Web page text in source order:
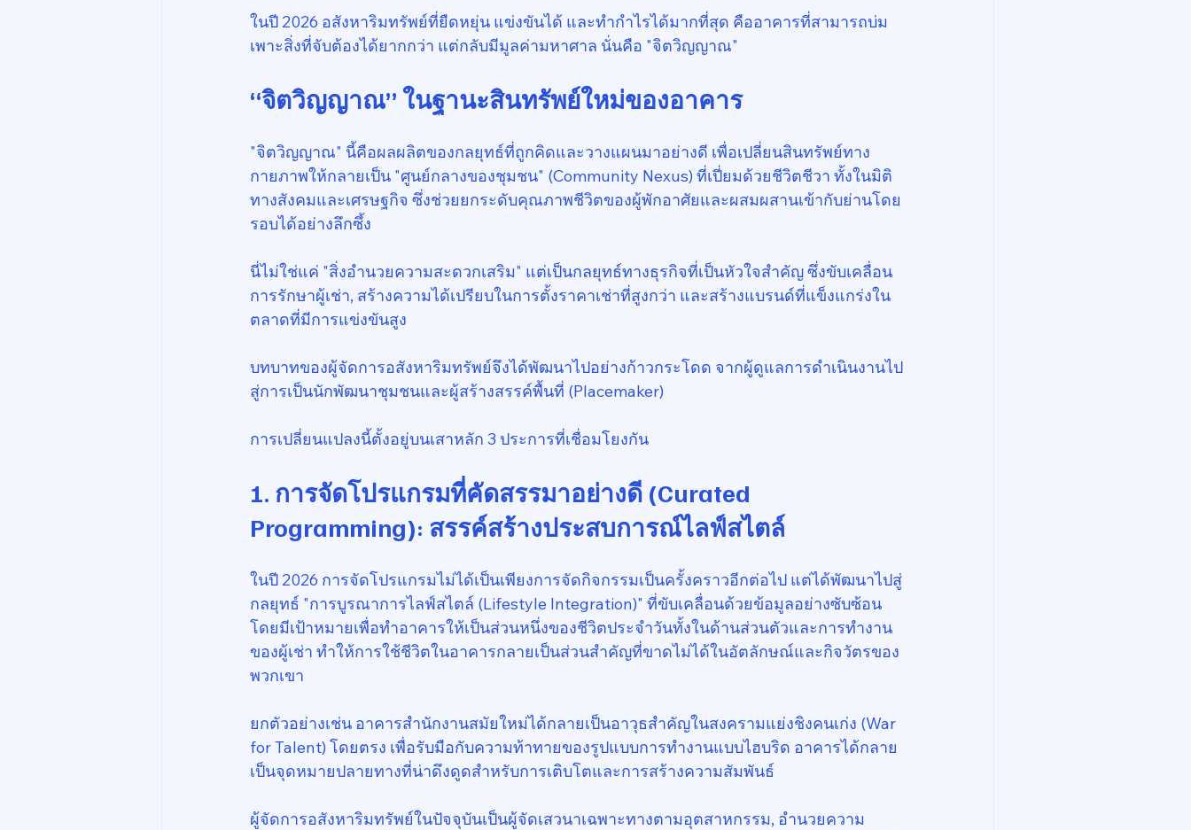
ในปี 2026 อสังหาริมทรัพย์ที่ยืดหยุ่น แข่งขันได้ และทำกำไรได้มากที่สุด คืออาคารที่สามารถบ่ม
เพาะสิ่งที่จับต้องได้ยากกว่า แต่กลับมีมูลค่ามหาศาล นั่นคือ "จิตวิญญาณ"
“จิตวิญญาณ” ในฐานะสินทรัพย์ใหม่ของอาคาร
"จิตวิญญาณ" นี้คือผลผลิตของกลยุทธ์ที่ถูกคิดและวางแผนมาอย่างดี เพื่อเปลี่ยนสินทรัพย์ทาง
กายภาพให้กลายเป็น "ศูนย์กลางของชุมชน" (Community Nexus) ที่เปี่ยมด้วยชีวิตชีวา ทั้งในมิติ
ทางสังคมและเศรษฐกิจ ซึ่งช่วยยกระดับคุณภาพชีวิตของผู้พักอาศัยและผสมผสานเข้ากับย่านโดย
รอบได้อย่างลึกซึ้ง
นี่ไม่ใช่แค่ "สิ่งอำนวยความสะดวกเสริม" แต่เป็นกลยุทธ์ทางธุรกิจที่เป็นหัวใจสำคัญ ซึ่งขับเคลื่อน
การรักษาผู้เช่า, สร้างความได้เปรียบในการตั้งราคาเช่าที่สูงกว่า และสร้างแบรนด์ที่แข็งแกร่งใน
ตลาดที่มีการแข่งขันสูง
บทบาทของผู้จัดการอสังหาริมทรัพย์จึงได้พัฒนาไปอย่างก้าวกระโดด จากผู้ดูแลการดำเนินงานไป
สู่การเป็นนักพัฒนาชุมชนและผู้สร้างสรรค์พื้นที่ (Placemaker)
การเปลี่ยนแปลงนี้ตั้งอยู่บนเสาหลัก 3 ประการที่เชื่อมโยงกัน
1. การจัดโปรแกรมที่คัดสรรมาอย่างดี (Curated
Programming): สรรค์สร้างประสบการณ์ไลฟ์สไตล์
ในปี 2026 การจัดโปรแกรมไม่ได้เป็นเพียงการจัดกิจกรรมเป็นครั้งคราวอีกต่อไป แต่ได้พัฒนาไปสู่
กลยุทธ์ "การบูรณาการไลฟ์สไตล์ (Lifestyle Integration)" ที่ขับเคลื่อนด้วยข้อมูลอย่างซับซ้อน
โดยมีเป้าหมายเพื่อทำอาคารให้เป็นส่วนหนึ่งของชีวิตประจำวันทั้งในด้านส่วนตัวและการทำงาน
ของผู้เช่า ทำให้การใช้ชีวิตในอาคารกลายเป็นส่วนสำคัญที่ขาดไม่ได้ในอัตลักษณ์และกิจวัตรของ
พวกเขา
ยกตัวอย่างเช่น อาคารสำนักงานสมัยใหม่ได้กลายเป็นอาวุธสำคัญในสงครามแย่งชิงคนเก่ง (War
for Talent) โดยตรง เพื่อรับมือกับความท้าทายของรูปแบบการทำงานแบบไฮบริด อาคารได้กลาย
เป็นจุดหมายปลายทางที่น่าดึงดูดสำหรับการเติบโตและการสร้างความสัมพันธ์
ผู้จัดการอสังหาริมทรัพย์ในปัจจุบันเป็นผู้จัดเสวนาเฉพาะทางตามอุตสาหกรรม, อำนวยความ